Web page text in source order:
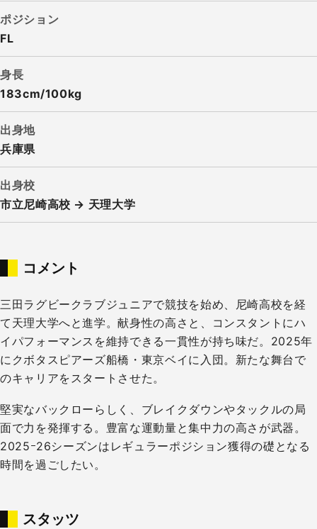
ポジション
FL
身長
183cm/100kg
出身地
兵庫県
出身校
市立尼崎高校 → 天理大学
コメント
三田ラグビークラブジュニアで競技を始め、尼崎高校を経
て天理大学へと進学。献身性の高さと、コンスタントにハ
イパフォーマンスを維持できる一貫性が持ち味だ。2025年
にクボタスピアーズ船橋・東京ベイに入団。新たな舞台で
のキャリアをスタートさせた。
堅実なバックローらしく、ブレイクダウンやタックルの局
面で力を発揮する。豊富な運動量と集中力の高さが武器。
2025ｰ26シーズンはレギュラーポジション獲得の礎となる
時間を過ごしたい。
スタッツ